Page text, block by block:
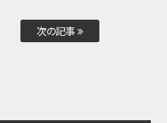
次の記事